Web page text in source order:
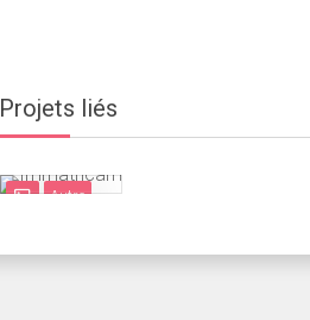
Projets liés
Autre